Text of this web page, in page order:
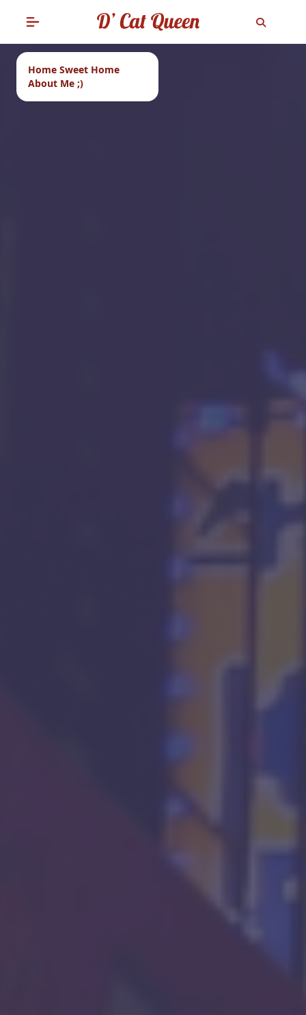
Home Sweet Home
About Me ;)